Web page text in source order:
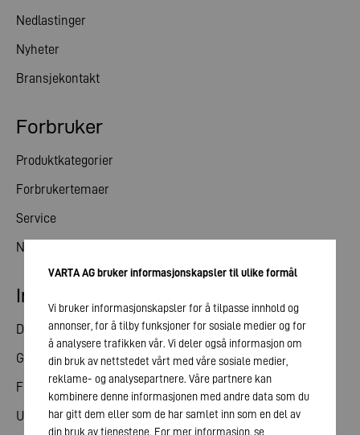
Forbruker
Produktkategorier
Forbrukertemaer
Service
Nyheter
Nedlastinger
Nyheter
Bransjekontakt
Investorrelasjoner
Del
Generalforsamling
Finanskalender
Utgivelser
VARTA AG bruker informasjonskapsler til ulike formål
Vi bruker informasjonskapsler for å tilpasse innhold og
annonser, for å tilby funksjoner for sosiale medier og for
å analysere trafikken vår. Vi deler også informasjon om
din bruk av nettstedet vårt med våre sosiale medier,
reklame- og analysepartnere. Våre partnere kan
kombinere denne informasjonen med andre data som du
har gitt dem eller som de har samlet inn som en del av
din bruk av tjenestene. For mer informasjon, se